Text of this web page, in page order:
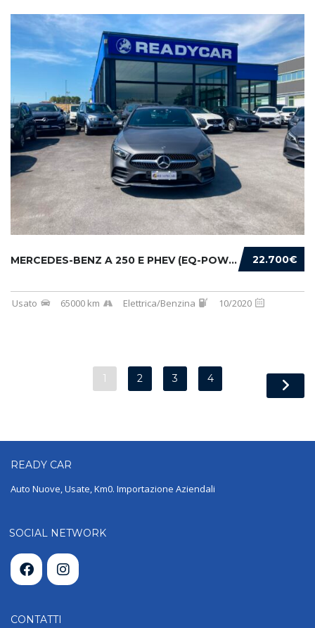
22.700€
MERCEDES-BENZ A 250 E PHEV (EQ-POWER) PREMIU...
Usato 65000 km Elettrica/Benzina 10/2020
1 2 3 4
READY CAR
Auto Nuove, Usate, Km0. Importazione Aziendali
SOCIAL NETWORK
CONTATTI